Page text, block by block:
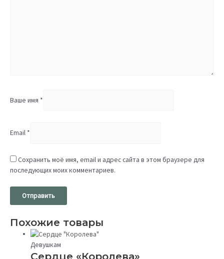
Ваше имя *
Email *
Сохранить моё имя, email и адрес сайта в этом браузере для
последующих моих комментариев.
Похожие товары
Девушкам
Сердце «Королева»